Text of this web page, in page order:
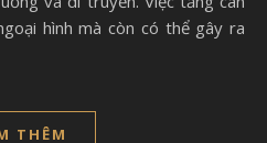
hình mà còn có thể gây ra
THÊM